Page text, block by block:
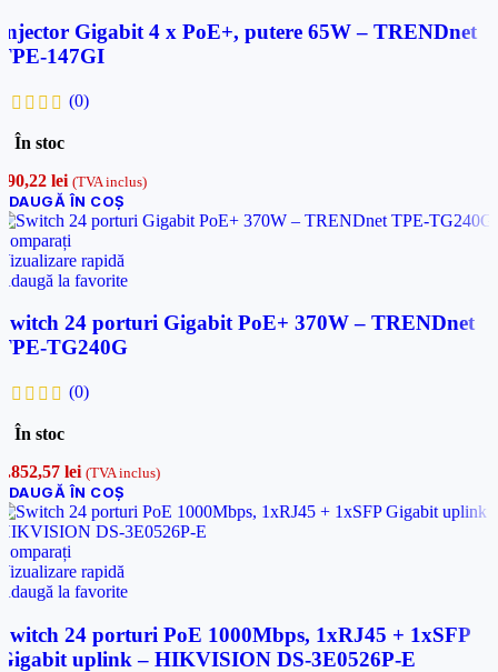
Gigabit 4 x PoE+, putere 65W – TRENDnet
147GI
(0)
În stoc
lei (TVA inclus)
ÎN COȘ
rapidă
la favorite
24 porturi Gigabit PoE+ 370W – TRENDnet
TG240G
(0)
În stoc
lei (TVA inclus)
ÎN COȘ
rapidă
la favorite
24 porturi PoE 1000Mbps, 1xRJ45 + 1xSFP
uplink – HIKVISION DS-3E0526P-E